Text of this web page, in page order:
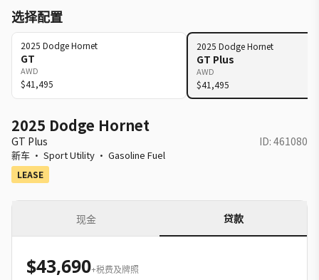
选择配置
2025 DodgeHornet
GT
AWD
$41,495
2025 DodgeHornet
GT Plus
AWD
$41,495
2025 Dodge Hornet
GT Plus ID: 461080
新车 · Sport Utility · Gasoline Fuel
LEASE
现金 贷款
$43,690+税费及牌照